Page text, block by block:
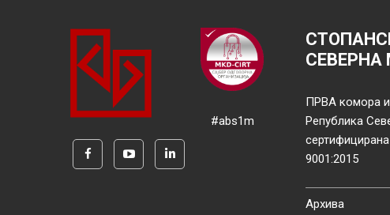
#abs1m
ПРВА комора и
Република
9001:2015
Архива